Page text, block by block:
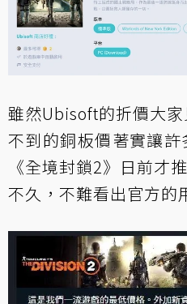
雖然Ubisoft的折價大
不到的銅板價著實讓
《全境封鎖2》日前才
不久，不難看出官方的